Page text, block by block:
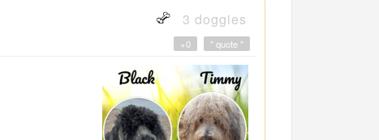
3 doggies
" quote "
+0